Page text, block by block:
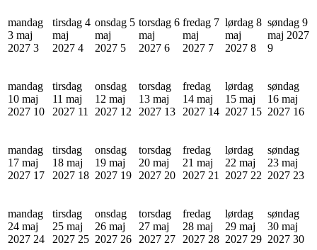
mandag
3 maj
2027 3
tirsdag 4
maj
2027 4
onsdag 5
maj
2027 5
torsdag 6
maj
2027 6
fredag 7
maj
2027 7
lørdag 8
maj
2027 8
søndag 9
maj 2027
9
mandag
10 maj
2027 10
tirsdag
11 maj
2027 11
onsdag
12 maj
2027 12
torsdag
13 maj
2027 13
fredag
14 maj
2027 14
lørdag
15 maj
2027 15
søndag
16 maj
2027 16
mandag
17 maj
2027 17
tirsdag
18 maj
2027 18
onsdag
19 maj
2027 19
torsdag
20 maj
2027 20
fredag
21 maj
2027 21
lørdag
22 maj
2027 22
søndag
23 maj
2027 23
mandag
24 maj
2027 24
tirsdag
25 maj
2027 25
onsdag
26 maj
2027 26
torsdag
27 maj
2027 27
fredag
28 maj
2027 28
lørdag
29 maj
2027 29
søndag
30 maj
2027 30